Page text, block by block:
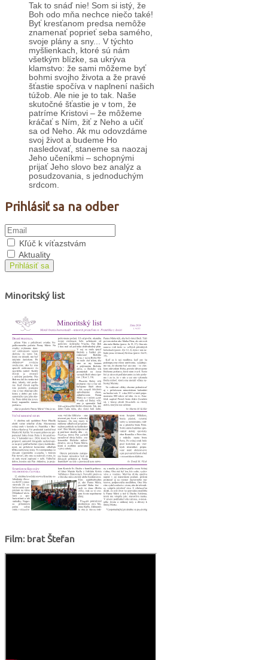
Tak to snáď nie! Som si istý, že
Boh odo mňa nechce niečo také!
Byť kresťanom predsa nemôže
znamenať poprieť seba samého,
svoje plány a sny... V týchto
myšlienkach, ktoré sú nám
všetkým blízke, sa ukrýva
klamstvo: že sami môžeme byť
bohmi svojho života a že pravé
šťastie spočíva v naplnení našich
túžob. Ale nie je to tak. Naše
skutočné šťastie je v tom, že
patríme Kristovi – že môžeme
kráčať s Ním, žiť z Neho a učiť
sa od Neho. Ak mu odovzdáme
svoj život a budeme Ho
nasledovať, staneme sa naozaj
Jeho učeníkmi – schopnými
prijať Jeho slovo bez analýz a
posudzovania, s jednoduchým
srdcom.
Prihlásiť sa na odber
Kľúč k víťazstvám
Aktuality
Prihlásiť sa
Minoritský list
Film: brat Štefan